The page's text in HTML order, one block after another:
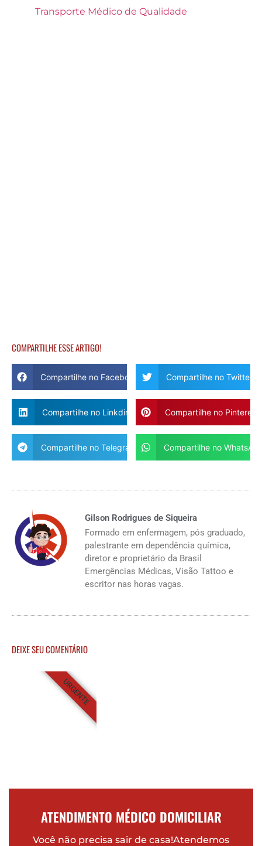
ATENDIMENTO MÉDICO DOMICILIAR
Você não precisa sair de casa!Atendemos
URGENTE
Transporte Médico de Qualidade
COMPARTILHE ESSE ARTIGO!
Compartilhe no Facebook Compartilhe no Twitter
Compartilhe no Linkdin Compartilhe no Pinterest
Compartilhe no Telegram Compartilhe no
Gilson Rodrigues de Siqueira
Formado em enfermagem, pós graduado,
palestrante em dependência química,
diretor e proprietário da Brasil
Emergências Médicas, Visão Tattoo e
escritor nas horas vagas.
DEIXE SEU COMENTÁRIO